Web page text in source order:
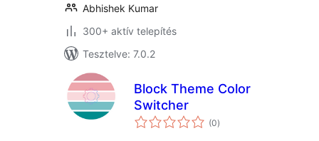
Abhishek Kumar
300+ aktív telepítés
Tesztelve: 7.0.2
Block Theme Color
Switcher
(0értékelés
összesen
)